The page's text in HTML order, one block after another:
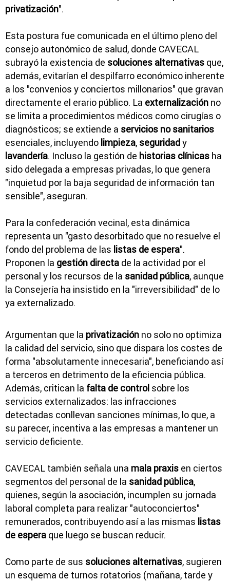
privatización".
Esta postura fue comunicada en el último pleno del
consejo autonómico de salud, donde CAVECAL
subrayó la existencia de soluciones alternativas que,
además, evitarían el despilfarro económico inherente
a los "convenios y conciertos millonarios" que gravan
directamente el erario público. La externalización no
se limita a procedimientos médicos como cirugías o
diagnósticos; se extiende a servicios no sanitarios
esenciales, incluyendo limpieza, seguridady
lavandería. Incluso la gestión de historias clínicas ha
sido delegada a empresas privadas, lo que genera
"inquietud por la baja seguridad de información tan
sensible", aseguran.
Para la confederación vecinal, esta dinámica
representa un "gasto desorbitado que no resuelve el
fondo del problema de las listas de espera".
Proponen la gestión directa de la actividad por el
personal y los recursos de la sanidad pública, aunque
la Consejería ha insistido en la "irreversibilidad" de lo
ya externalizado.
Argumentan que la privatización no solo no optimiza
la calidad del servicio, sino que dispara los costes de
forma "absolutamente innecesaria", beneficiando así
a terceros en detrimento de la eficiencia pública.
Además, critican la falta de control sobre los
servicios externalizados: las infracciones
detectadas conllevan sanciones mínimas, lo que, a
su parecer, incentiva a las empresas a mantener un
servicio deficiente.
CAVECAL también señala una mala praxis en ciertos
segmentos del personal de la sanidad pública,
quienes, según la asociación, incumplen su jornada
laboral completa para realizar "autoconciertos"
remunerados, contribuyendo así a las mismas listas
de espera que luego se buscan reducir.
Como parte de sus soluciones alternativas, sugieren
un esquema de turnos rotatorios (mañana, tarde y